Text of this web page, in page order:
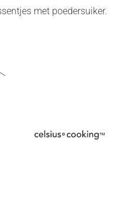
met poedersuiker.